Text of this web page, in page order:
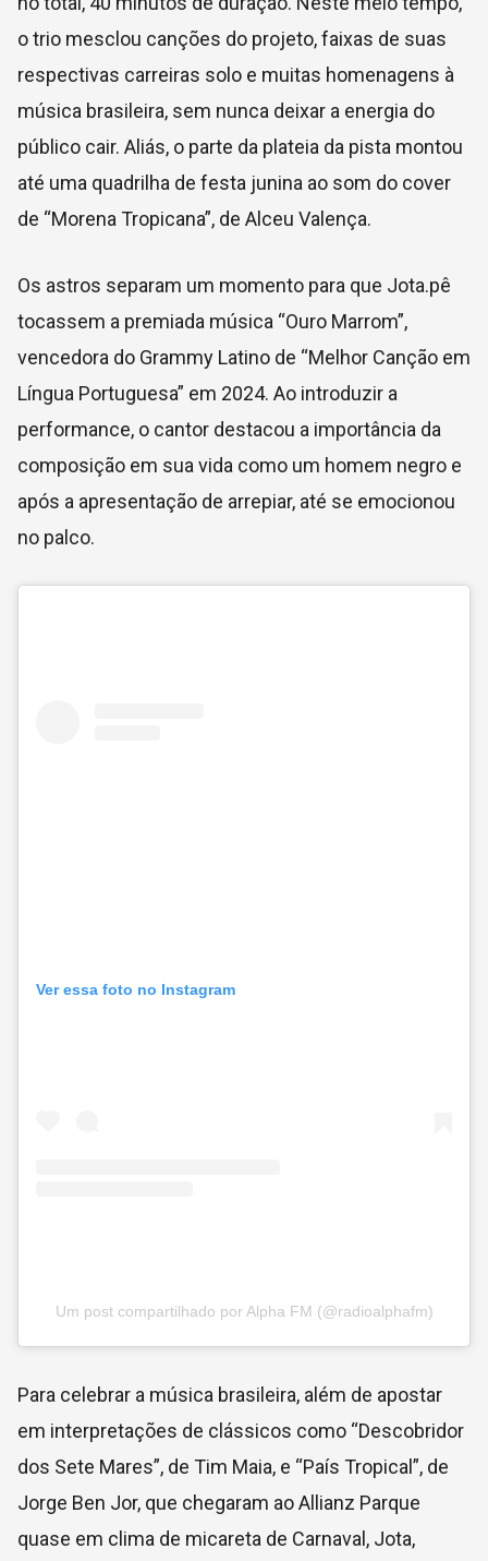
o trio mesclou canções do projeto, faixas de suas
respectivas carreiras solo e muitas homenagens à
música brasileira, sem nunca deixar a energia do
público cair. Aliás, o parte da plateia da pista montou
até uma quadrilha de festa junina ao som do cover
de “Morena Tropicana”, de Alceu Valença.
Os astros separam um momento para que Jota.pê
tocassem a premiada música “Ouro Marrom”,
vencedora do Grammy Latino de “Melhor Canção em
Língua Portuguesa” em 2024. Ao introduzir a
performance, o cantor destacou a importância da
composição em sua vida como um homem negro e
após a apresentação de arrepiar, até se emocionou
no palco.
Ver essa foto no Instagram
Um post compartilhado por Alpha FM (@radioalphafm)
Para celebrar a música brasileira, além de apostar
em interpretações de clássicos como “Descobridor
dos Sete Mares”, de Tim Maia, e “País Tropical”, de
Jorge Ben Jor, que chegaram ao Allianz Parque
quase em clima de micareta de Carnaval, Jota,